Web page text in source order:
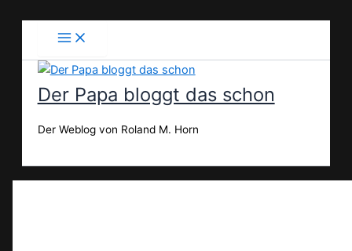
Der Papa bloggt das schon
Der Weblog von Roland M. Horn